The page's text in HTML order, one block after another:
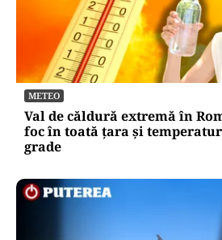
METEO
Val de căldură extremă în
foc în toată țara și
grade